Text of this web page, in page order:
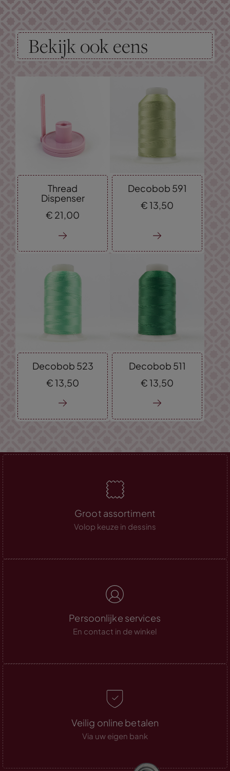
Bekijk ook eens
Thread
Dispenser
€ 21,00
Decobob 591
€13,50
Decobob 523
€13, 50
Decobob 511
€13, 50
Groot assortiment
Volop keuze in dessins
Persoonlijke services
En contact in de winkel
Veilig online betalen
Via uw eigen bank